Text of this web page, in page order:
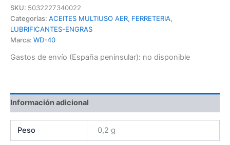
SKU: 5032227340022
Categorías: ACEITES MULTIUSO AER, FERRETERIA,
LUBRIFICANTES-ENGRAS
Marca: WD-40
Gastos de envío (España peninsular): no disponible
Información adicional
Peso 0,2 g